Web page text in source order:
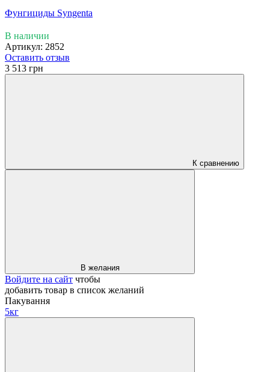
Фунгициды Syngenta
В наличии
Артикул: 2852
Оставить отзыв
3 513 грн
К сравнению
В желания
Войдите на сайт чтобы
добавить товар в список желаний
Пакування
5кг